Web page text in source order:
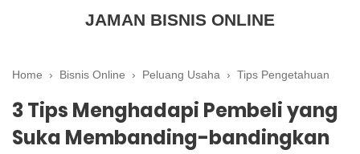
JAMAN BISNIS ONLINE
Home › Bisnis Online › Peluang Usaha › Tips Pengetahuan
3 Tips Menghadapi Pembeli yang
Suka Membanding-bandingkan